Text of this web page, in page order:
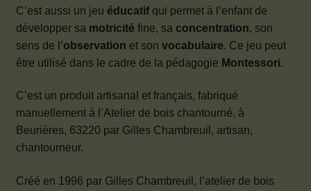
C’est aussi un jeu éducatifqui permet à l’enfant de
développer sa motricité fine, sa concentration, son
sens de l’observation et son vocabulaire. Ce jeu peut
être utilisé dans le cadre de la pédagogie Montessori.
C’est un produit artisanal et français, fabriqué
manuellement à l’Atelier de bois chantourné, à
Beurières, 63220 par Gilles Chambreuil, artisan,
chantourneur.
Créé en 1996 par Gilles Chambreuil, l’atelier de bois